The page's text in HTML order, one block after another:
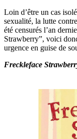
Loin d’être un cas
sexualité, la lutte
été censurés l’an
Strawberry”, voici
urgence en guise de
Freckleface